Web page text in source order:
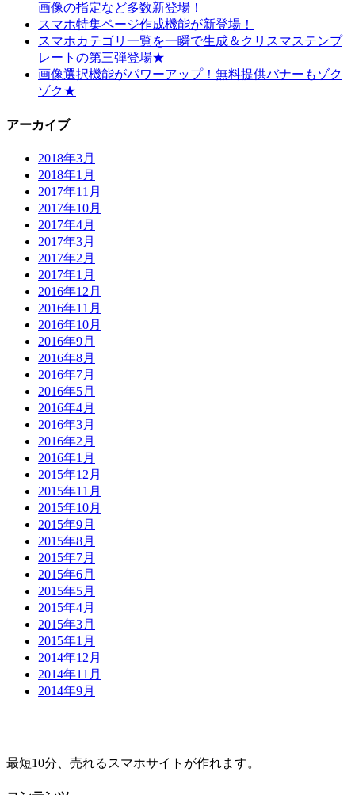
画像の指定など多数新登場！
スマホ特集ページ作成機能が新登場！
スマホカテゴリ一覧を一瞬で生成＆クリスマステンプ
レートの第三弾登場★
画像選択機能がパワーアップ！無料提供バナーもゾク
ゾク★
アーカイブ
2018年3月
2018年1月
2017年11月
2017年10月
2017年4月
2017年3月
2017年2月
2017年1月
2016年12月
2016年11月
2016年10月
2016年9月
2016年8月
2016年7月
2016年5月
2016年4月
2016年3月
2016年2月
2016年1月
2015年12月
2015年11月
2015年10月
2015年9月
2015年8月
2015年7月
2015年6月
2015年5月
2015年4月
2015年3月
2015年1月
2014年12月
2014年11月
2014年9月
最短10分、売れるスマホサイトが作れます。